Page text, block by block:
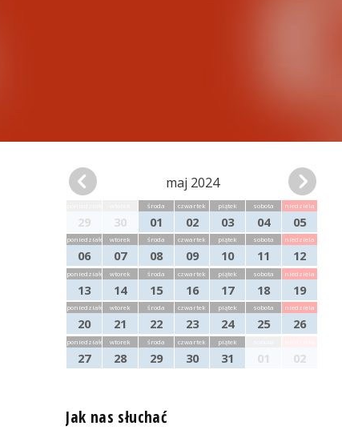
maj 2024
29 30
środa
01
czwartek
02
piątek
03
sobota
04
niedziela
05
poniedziałek
06
wtorek
07
środa
08
czwartek
09
piątek
10
sobota
11
niedziela
12
poniedziałek
13
wtorek
14
środa
15
czwartek
16
piątek
17
sobota
18
niedziela
19
poniedziałek
20
wtorek
21
środa
22
czwartek
23
piątek
24
sobota
25
niedziela
26
poniedziałek
27
wtorek
28
środa
29
czwartek
30
piątek
31 01 02
Jak nas słuchać